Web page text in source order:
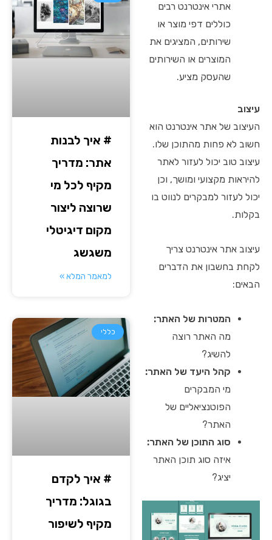
אתרי אינטרנט רבים
כוללים דפי מוצר או
שירותים, המציגים את
המוצרים או השירותים
שהעסק מציע.
עיצוב
העיצוב של אתר אינטרנט הוא
חשוב לא פחות מהתוכן שלו.
עיצוב טוב יכול לעזור לאתר
להיראות מקצועי ומושך, וכן
יכול לעזור למבקרים לנווט בו
בקלות.
עיצוב אתר אינטרנט צריך
לקחת בחשבון את הדברים
הבאים:
המטרות של האתר:
מה האתר רוצה
להשיג?
קהל היעד של האתר:
מי המבקרים
הפוטנציאליים של
האתר?
סוג התוכן של האתר:
איזה סוג תוכן האתר
יציג?
# איך לבנות
אתר: מדריך
מקיף לכל מי
שרוצה ליצור
מקום דיגיטלי
משגשג
למאמר המלא »
כללי
# איך לקדם
בגוגל: מדריך
מקיף לשיפור